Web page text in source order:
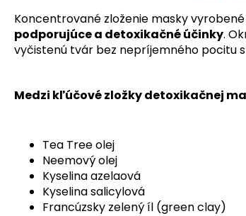
Koncentrované zloženie masky
podporujúce a detoxikačné účinky.
vyčistenú tvár bez nepríjemného pocitu
Medzi kľúčové zložky detoxikačnej
Tea Tree olej
Neemový olej
Kyselina azelaová
Kyselina salicylová
Francúzsky zelený íl (green clay)